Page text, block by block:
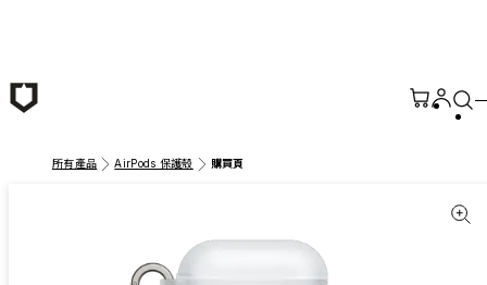
所有產品 AirPods 保護殼 購買頁